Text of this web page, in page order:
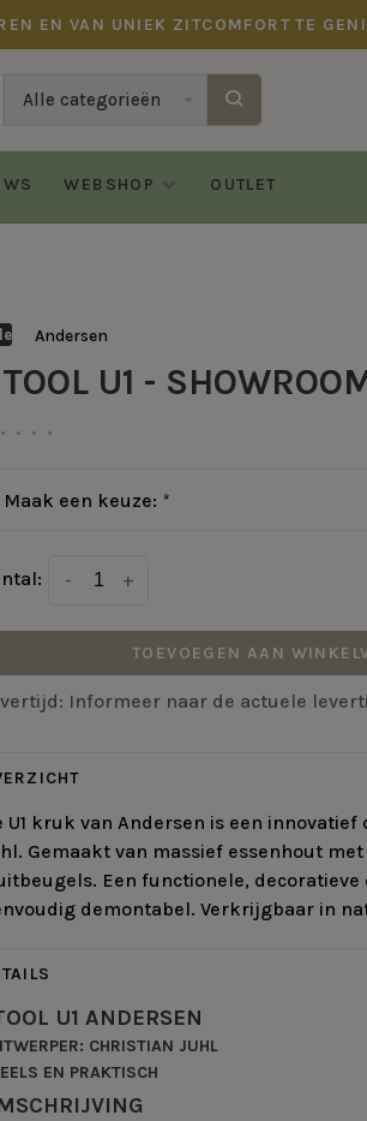
EN VAN UNIEK ZITCOMFORT TE
Alle categorieën
WEBSHOP OUTLET
Andersen
U1 -
• • • •
Maak een keuze: *
+
-
TOEVOEGEN AAN
Informeer naar de actuele
U1 kruk van Andersen is een
Gemaakt van massief essenhout
Een functionele, decoratieve
demontabel. Verkrijgbaar in
U1 ANDERSEN
CHRISTIAN JUHL
EN PRAKTISCH